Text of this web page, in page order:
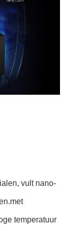
vult nano-
temperatuur